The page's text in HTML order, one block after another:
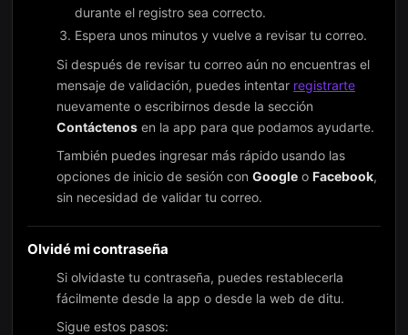
durante el registro sea correcto.
Espera unos minutos y vuelve a revisar tu correo.
Si después de revisar tu correo aún no encuentras el
mensaje de validación, puedes intentar registrarte
nuevamente o escribirnos desde la sección
Contáctenos en la app para que podamos ayudarte.
También puedes ingresar más rápido usando las
opciones de inicio de sesión con Google o Facebook,
sin necesidad de validar tu correo.
Olvidé mi contraseña
Si olvidaste tu contraseña, puedes restablecerla
fácilmente desde la app o desde la web de ditu.
Sigue estos pasos: